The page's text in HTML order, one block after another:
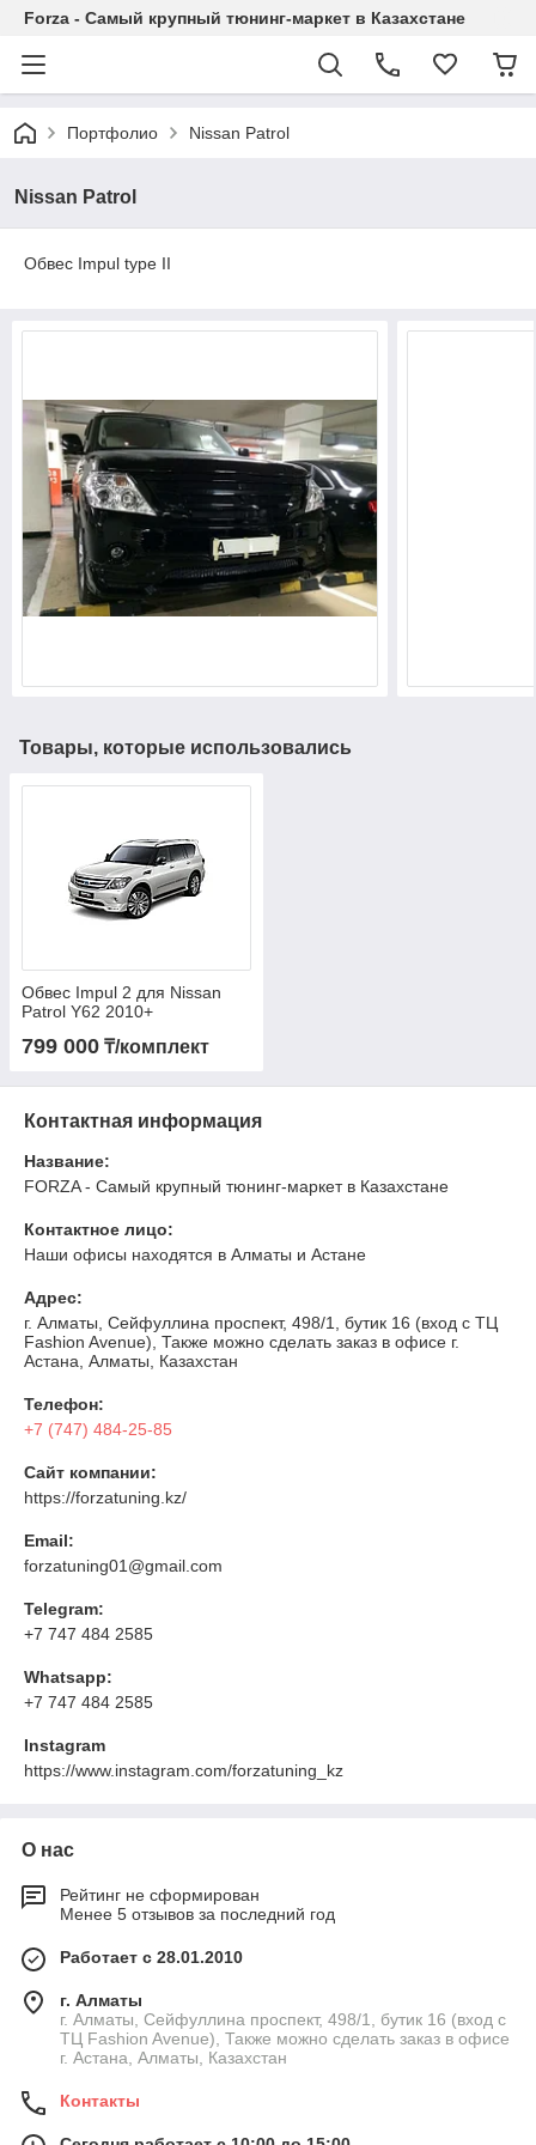
Forza - Самый крупный тюнинг-маркет в Казахстане
Портфолио Nissan Patrol
Nissan Patrol
Обвес Impul type II
Товары, которые использовались
Обвес Impul 2 для Nissan
Patrol Y62 2010+
799 000 ₸/комплект
Контактная информация
Название:
FORZA - Самый крупный тюнинг-маркет в Казахстане
Контактное лицо:
Наши офисы находятся в Алматы и Астане
Адрес:
г. Алматы, Сейфуллина проспект, 498/1, бутик 16 (вход с ТЦ
Fashion Avenue), Также можно сделать заказ в офисе г.
Астана, Алматы, Казахстан
Телефон:
+7 (747) 484-25-85
Сайт компании:
https://forzatuning.kz/
Email:
forzatuning01@gmail.com
Telegram:
+7 747 484 2585
Whatsapp:
+7 747 484 2585
Instagram
https://www.instagram.com/forzatuning_kz
О нас
Рейтинг не сформирован
Менее 5 отзывов за последний год
Работает с 28.01.2010
г. Алматы
г. Алматы, Сейфуллина проспект, 498/1, бутик 16 (вход с
ТЦ Fashion Avenue), Также можно сделать заказ в офисе
г. Астана, Алматы, Казахстан
Контакты